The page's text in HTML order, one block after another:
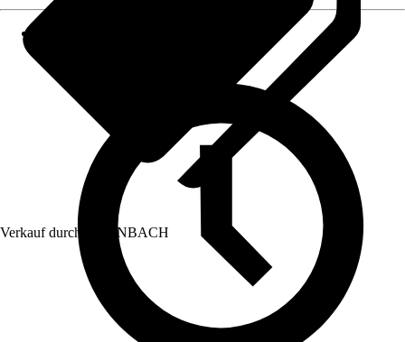
Verkauf durch: HORNBACH